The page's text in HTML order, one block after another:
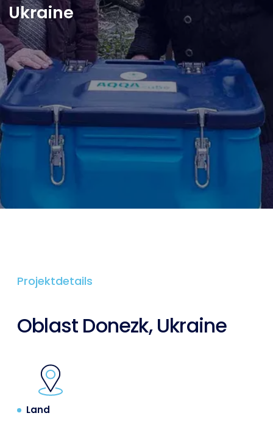
Shop
English
I want to help!
Ukraine
Projektdetails
Oblast Donezk, Ukraine
Land